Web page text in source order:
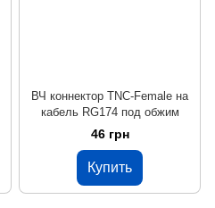
ВЧ коннектор TNC-Female на
кабель RG174 под обжим
46 грн
Купить